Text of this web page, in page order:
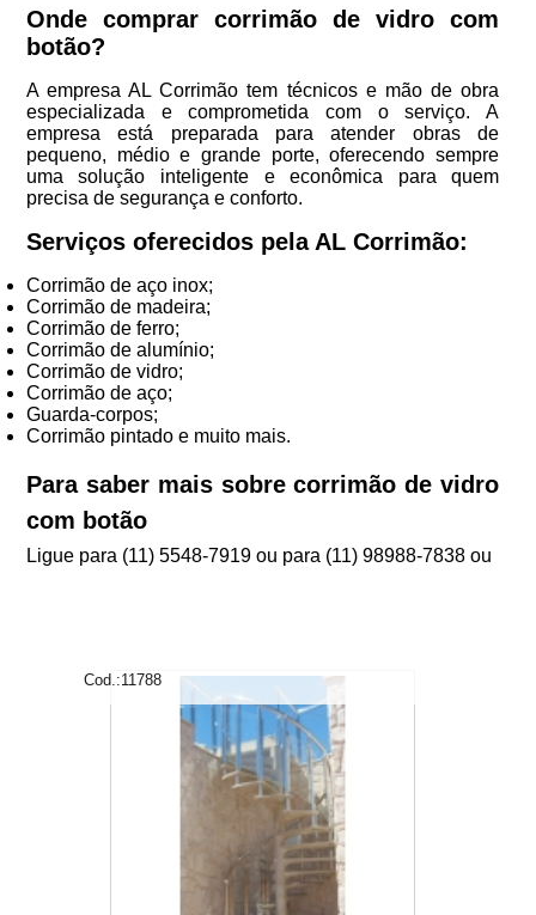
Onde comprar corrimão de vidro com
botão?
A empresa AL Corrimão tem técnicos e mão de obra
especializada e comprometida com o serviço. A
empresa está preparada para atender obras de
pequeno, médio e grande porte, oferecendo sempre
uma solução inteligente e econômica para quem
precisa de segurança e conforto.
Serviços oferecidos pela AL Corrimão:
Corrimão de aço inox;
Corrimão de madeira;
Corrimão de ferro;
Corrimão de alumínio;
Corrimão de vidro;
Corrimão de aço;
Guarda-corpos;
Corrimão pintado e muito mais.
Para saber mais sobre corrimão de vidro
com botão
Ligue para (11) 5548-7919ou para (11) 98988-7838ou
Cod.:11788